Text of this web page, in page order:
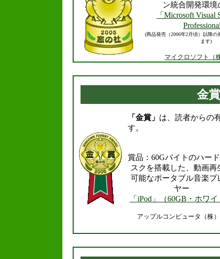
ン統合開発環
「Microsoft Visual
(商品発売（2006年2月頃）以降
ます)
マイクロソフト（
金賞
「金賞」 は、読者からの
す。
賞品：60Gバイトのハー
スクを搭載した、動画再
可能なポータブル音楽プ
ヤー
「iPod」（60GB・ホワ
アップルコンピュータ（株